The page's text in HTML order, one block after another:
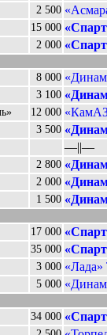
2 500
15 000
2 000
8 000
3 100
12 000
3 500
––||––
2 800
2 000
1 500
17 000
35 000
3 000 «Лада»
5 000
34 000